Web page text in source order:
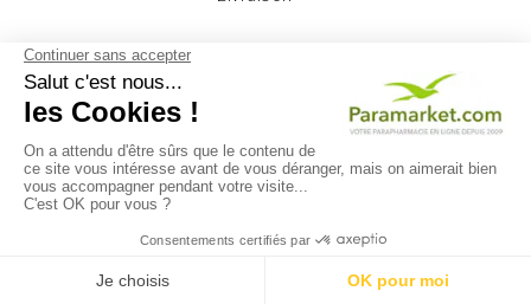
Mentions légales
Conditions d'utilisation
A propos